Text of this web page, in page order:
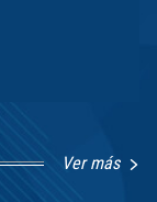
Ver más